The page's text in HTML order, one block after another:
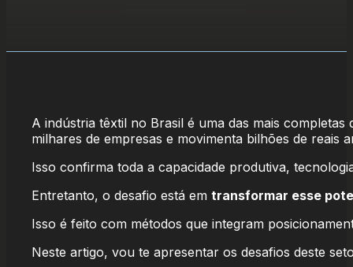
A indústria têxtil no Brasil é uma das mais completas
milhares de empresas e movimenta bilhões de reais
Isso confirma toda a capacidade produtiva,
Entretanto, o desafio está em transformar esse
Isso é feito com métodos que integram
Neste artigo, vou te apresentar os desafios deste